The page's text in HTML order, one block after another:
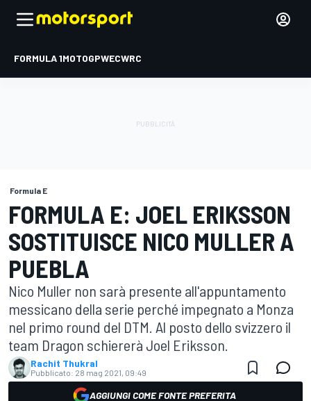
FORMULA 1MOTOGPWECWRC
Formula E
FORMULA E: JOEL ERIKSSON
SOSTITUISCE NICO MULLER A
PUEBLA
Nico Muller non sarà presente all'appuntamento
messicano della serie perché impegnato a Monza
nel primo round del DTM. Al posto dello svizzero il
team Dragon schiererà Joel Eriksson.
Rachit Thukral
Pubblicato: 28 mag 2021, 09:49
AGGIUNGI COME FONTE PREFERITA